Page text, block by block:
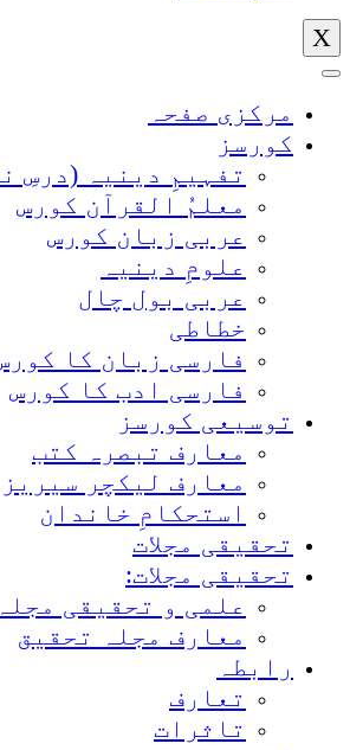
X
مرکزی صفحہ
کورسز
تفہیمِ دینیہ (درسِ
معلمُ القرآن کورس
عربی زبان کورس
علومِ دینیہ
عربی بول چال
خطاطی
فارسی زبان کا
فارسی ادب کا کورس
توسیعی کورسز
معارف تبصرہ کتب
معارف لیکچر سیریز
استحکامِ خاندان
تحقیقی مجلات
تحقیقی مجلات:
علمی و تحقیقی
معارف مجلہ تحقیق
رابطہ
تعارف
تاثرات